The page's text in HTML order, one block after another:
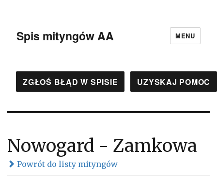
Spis mityngów AA MENU
ZGŁOŚ BŁĄD W SPISIE UZYSKAJ POMOC
Nowogard - Zamkowa
Powrót do listy mityngów